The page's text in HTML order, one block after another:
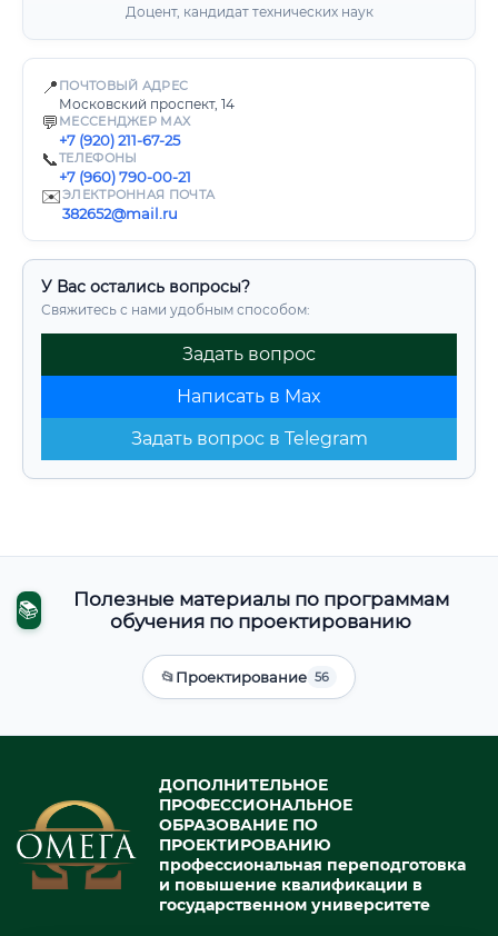
Доцент, кандидат технических наук
📍 ПОЧТОВЫЙ АДРЕС
Московский проспект, 14
💬 МЕССЕНДЖЕР MAX
+7 (920) 211-67-25
📞ТЕЛЕФОНЫ
+7 (960) 790-00-21
✉️ЭЛЕКТРОННАЯ ПОЧТА
382652@mail.ru
У Вас остались вопросы?
Свяжитесь с нами удобным способом:
Задать вопрос
Написать в Max
Задать вопрос в Telegram
📚
Полезные материалы по программам
обучения по проектированию
📂Проектирование 56
ДОПОЛНИТЕЛЬНОЕ
ПРОФЕССИОНАЛЬНОЕ
ОБРАЗОВАНИЕ ПО
ПРОЕКТИРОВАНИЮ
профессиональная переподготовка
и повышение квалификации в
государственном университете